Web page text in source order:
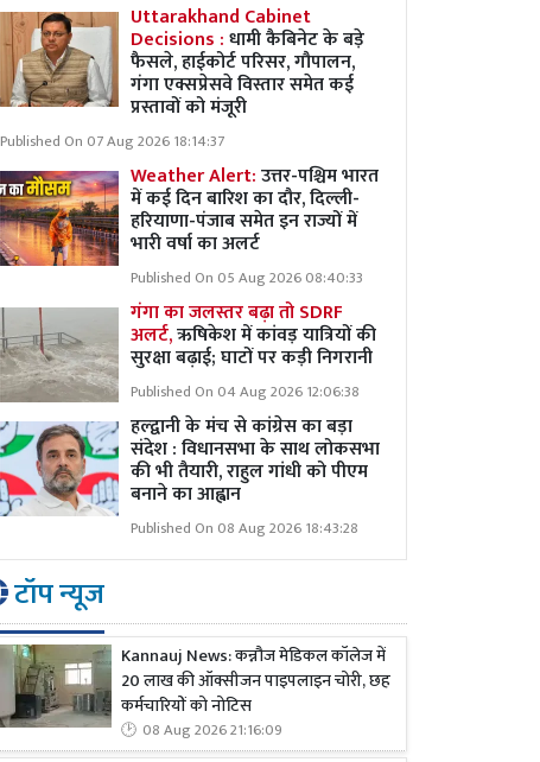
Uttarakhand Cabinet
Decisions :धामी कैबिनेट के बड़े
फैसले, हाईकोर्ट परिसर, गौपालन,
गंगा एक्सप्रेसवे विस्तार समेत कई
प्रस्तावों को मंजूरी
Published On 07 Aug 2026 18:14:37
Weather Alert:उत्तर-पश्चिम भारत
में कई दिन बारिश का दौर, दिल्ली-
हरियाणा-पंजाब समेत इन राज्यों में
भारी वर्षा का अलर्ट
Published On 05 Aug 2026 08:40:33
गंगा का जलस्तर बढ़ा तो SDRF
अलर्ट,ऋषिकेश में कांवड़ यात्रियों की
सुरक्षा बढ़ाई; घाटों पर कड़ी निगरानी
Published On 04 Aug 2026 12:06:38
हल्द्वानी के मंच से कांग्रेस का बड़ा
संदेश : विधानसभा के साथ लोकसभा
की भी तैयारी, राहुल गांधी को पीएम
बनाने का आह्वान
Published On 08 Aug 2026 18:43:28
टॉप न्यूज
Kannauj News: कन्नौज मेडिकल कॉलेज में
20 लाख की ऑक्सीजन पाइपलाइन चोरी, छह
कर्मचारियों को नोटिस
08 Aug 2026 21:16:09